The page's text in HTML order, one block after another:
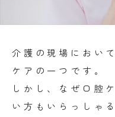
介護の現場におい
ケアの一つです。
しかし、なぜ口腔
い方もいらっしゃ